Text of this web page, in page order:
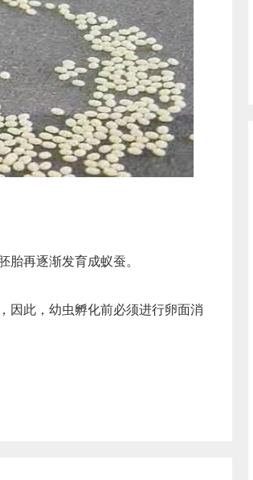
胎再逐渐发育成蚁蚕。
因此，幼虫孵化前必须进行卵面消